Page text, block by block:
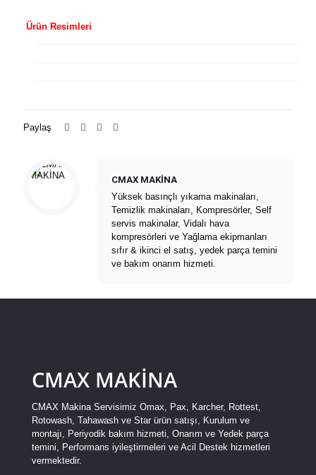
Ürün Resimleri
Paylaş
CMAX MAKİNA
Yüksek basınçlı yıkama makinaları,
Temizlik makinaları, Kompresörler, Self
servis makinalar, Vidalı hava
kompresörleri ve Yağlama ekipmanları
sıfır & ikinci el satış, yedek parça temini
ve bakım onarım hizmeti.
CMAX MAKİNA
CMAX Makina Servisimiz Omax, Pax, Karcher, Rottest,
Rotowash, Tahawash ve Star ürün satışı, Kurulum ve
montajı, Periyodik bakım hizmeti, Onarım ve Yedek parça
temini, Performans iyileştirmeleri ve Acil Destek hizmetleri
vermektedir.